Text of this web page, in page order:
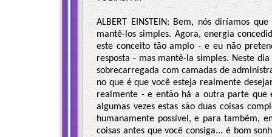
ALBERT EINSTEIN: Bem, nós diríamos
mantê-los simples. Agora, energia
este conceito tão amplo - e eu não
resposta - mas mantê-la simples. Neste
sobrecarregada com camadas de
no que é que você esteja realmente
realmente - e então há a outra parte que
algumas vezes estas são duas coisas
humanamente possível, e para também,
coisas antes que você consiga... é bom